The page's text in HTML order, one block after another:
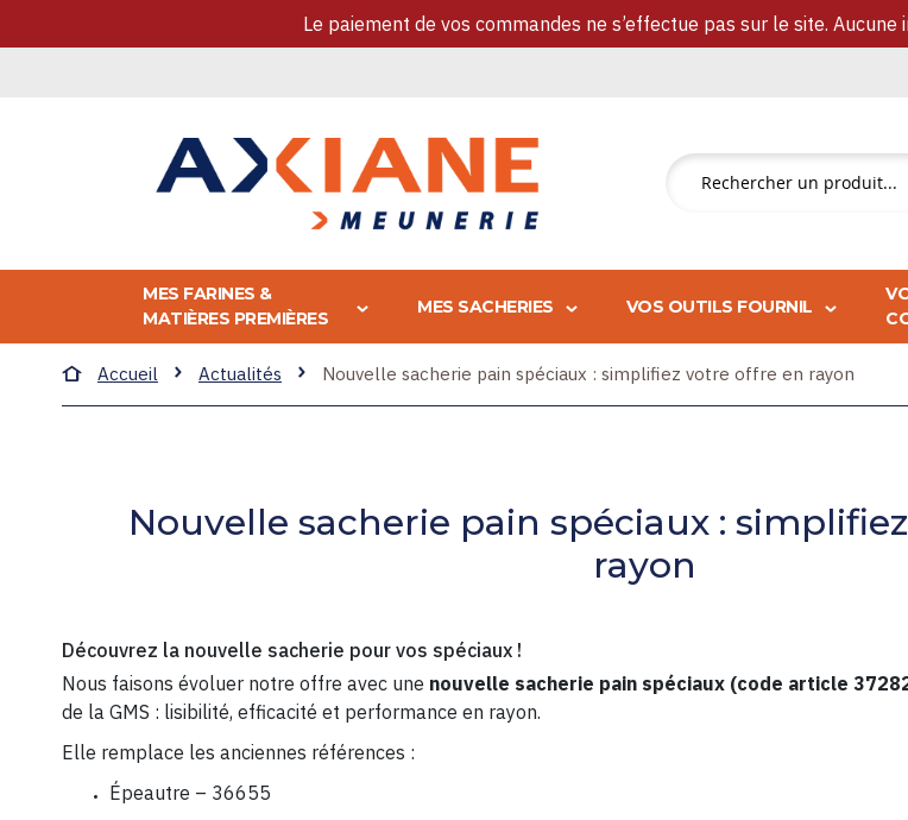
Le paiement de vos commandes ne s’effectue pas sur le site.
Rechercher
MES FARINES &
MATIÈRES PREMIÈRES
MES SACHERIES VOS OUTILS FOURNIL
Accueil Actualités Nouvelle sacherie pain spéciaux : simplifiez votre offre en rayon
Nouvelle sacherie pain spéciaux :
rayon
Découvrez la nouvelle sacherie pour vos spéciaux !
Nous faisons évoluer notre offre avec une nouvelle sacherie pain spéciaux (code article
de la GMS : lisibilité, efficacité et performance en rayon.
Elle remplace les anciennes références :
Épeautre – 36655